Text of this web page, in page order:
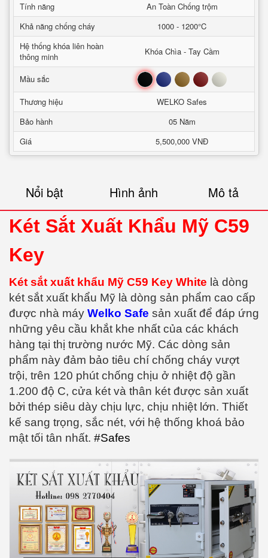
Tính năng
An Toàn Chống trộm
Khả năng chống cháy
1000 - 1200°C
Hệ thống khóa liên hoàn
thông minh
Khóa Chìa - Tay Cầm
Mầu sắc Đen Xanh Nâu Đỏ Trắng
Thương hiệu
WELKO Safes
Bảo hành
05 Năm
Giá
5,500,000 VNĐ
Nổi bật Hình ảnh Mô tả
Két Sắt Xuất Khẩu Mỹ C59
Key
Két sắt xuất khẩu Mỹ C59 Key White là dòng
két sắt xuất khẩu Mỹ là dòng sản phẩm cao cấp
được nhà máy Welko Safe sản xuất để đáp ứng
những yêu cầu khắt khe nhất của các khách
hàng tại thị trường nước Mỹ. Các dòng sản
phẩm này đảm bảo tiêu chí chống cháy vượt
trội, trên 120 phút chống chịu ở nhiệt độ gần
1.200 độ C, cửa két và thân két được sản xuất
bởi thép siêu dày chịu lực, chịu nhiệt lớn. Thiết
kế sang trọng, sắc nét, với hệ thống khoá bảo
mật tối tân nhất. #Safes